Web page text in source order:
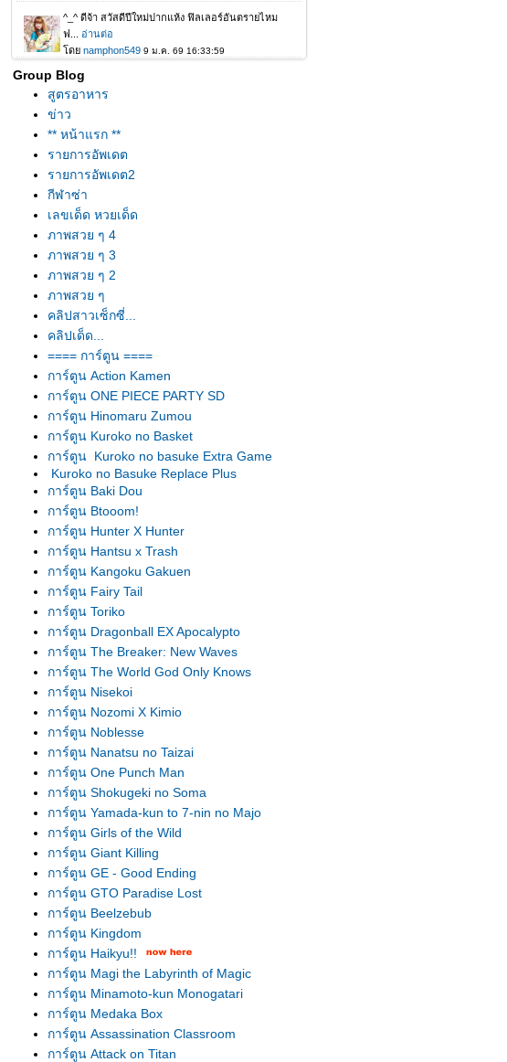
Group Blog
สูตรอาหาร
ข่าว
** หน้าแรก **
รายการอัพเดต
รายการอัพเดต2
กีฬาซ่า
เลขเด็ด หวยเด็ด
ภาพสวย ๆ 4
ภาพสวย ๆ 3
ภาพสวย ๆ 2
ภาพสวย ๆ
คลิปสาวเซ็กซี่...
คลิปเด็ด...
==== การ์ตูน ====
การ์ตูน Action Kamen
การ์ตูน ONE PIECE PARTY SD
การ์ตูน Hinomaru Zumou
การ์ตูน Kuroko no Basket
การ์ตูน Kuroko no basuke Extra Game
Kuroko no Basuke Replace Plus
การ์ตูน Baki Dou
การ์ตูน Btooom!
การ์ตูน Hunter X Hunter
การ์ตูน Hantsu x Trash
การ์ตูน Kangoku Gakuen
การ์ตูน Fairy Tail
การ์ตูน Toriko
การ์ตูน Dragonball EX Apocalypto
การ์ตูน The Breaker: New Waves
การ์ตูน The World God Only Knows
การ์ตูน Nisekoi
การ์ตูน Nozomi X Kimio
การ์ตูน Noblesse
การ์ตูน Nanatsu no Taizai
การ์ตูน One Punch Man
การ์ตูน Shokugeki no Soma
การ์ตูน Yamada-kun to 7-nin no Majo
การ์ตูน Girls of the Wild
การ์ตูน Giant Killing
การ์ตูน GE - Good Ending
การ์ตูน GTO Paradise Lost
การ์ตูน Beelzebub
การ์ตูน Kingdom
การ์ตูน Haikyu!!
การ์ตูน Magi the Labyrinth of Magic
การ์ตูน Minamoto-kun Monogatari
การ์ตูน Medaka Box
การ์ตูน Assassination Classroom
การ์ตูน Attack on Titan